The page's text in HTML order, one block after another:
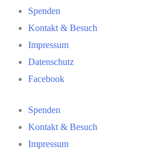
Spenden
Kontakt & Besuch
Impressum
Datenschutz
Facebook
Spenden
Kontakt & Besuch
Impressum